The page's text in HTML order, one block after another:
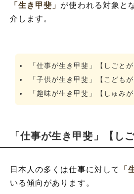
「生き甲斐」 が使われる対象と
介します。
「仕事が生き甲斐」【しごとが
「子供が生き甲斐」【こどもが
「趣味が生き甲斐」【しゅみが
「仕事が生き甲斐」【し
日本人の多くは仕事に対して 「
いる傾向があります。